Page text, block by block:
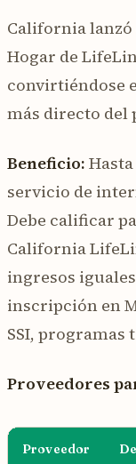
California lanzó
Hogar de
convirtiéndose
más directo del
Beneficio:
servicio de
Debe calificar
California
ingresos
inscripción en
SSI, programas
Proveedores
Proveedor